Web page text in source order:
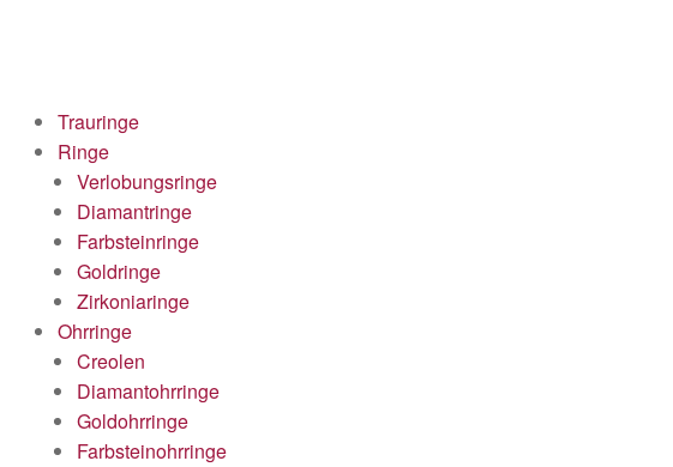
Trauringe
Ringe
Verlobungsringe
Diamantringe
Farbsteinringe
Goldringe
Zirkoniaringe
Ohrringe
Creolen
Diamantohrringe
Goldohrringe
Farbsteinohrringe